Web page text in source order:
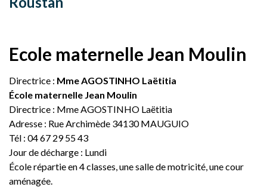
Ecole maternelle Jean Moulin
Directrice : Mme AGOSTINHO Laëtitia
École maternelle Jean Moulin
Directrice : Mme AGOSTINHO Laëtitia
Adresse : Rue Archimède 34130 MAUGUIO
Tél : 04 67 29 55 43
Jour de décharge : Lundi
École répartie en 4 classes, une salle de motricité, une cour
aménagée.